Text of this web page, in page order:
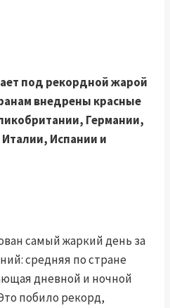
под рекордной жарой
внедрены красные
Германии,
Испании и
самый жаркий день за
средняя по стране
дневной и ночной
побило рекорд,